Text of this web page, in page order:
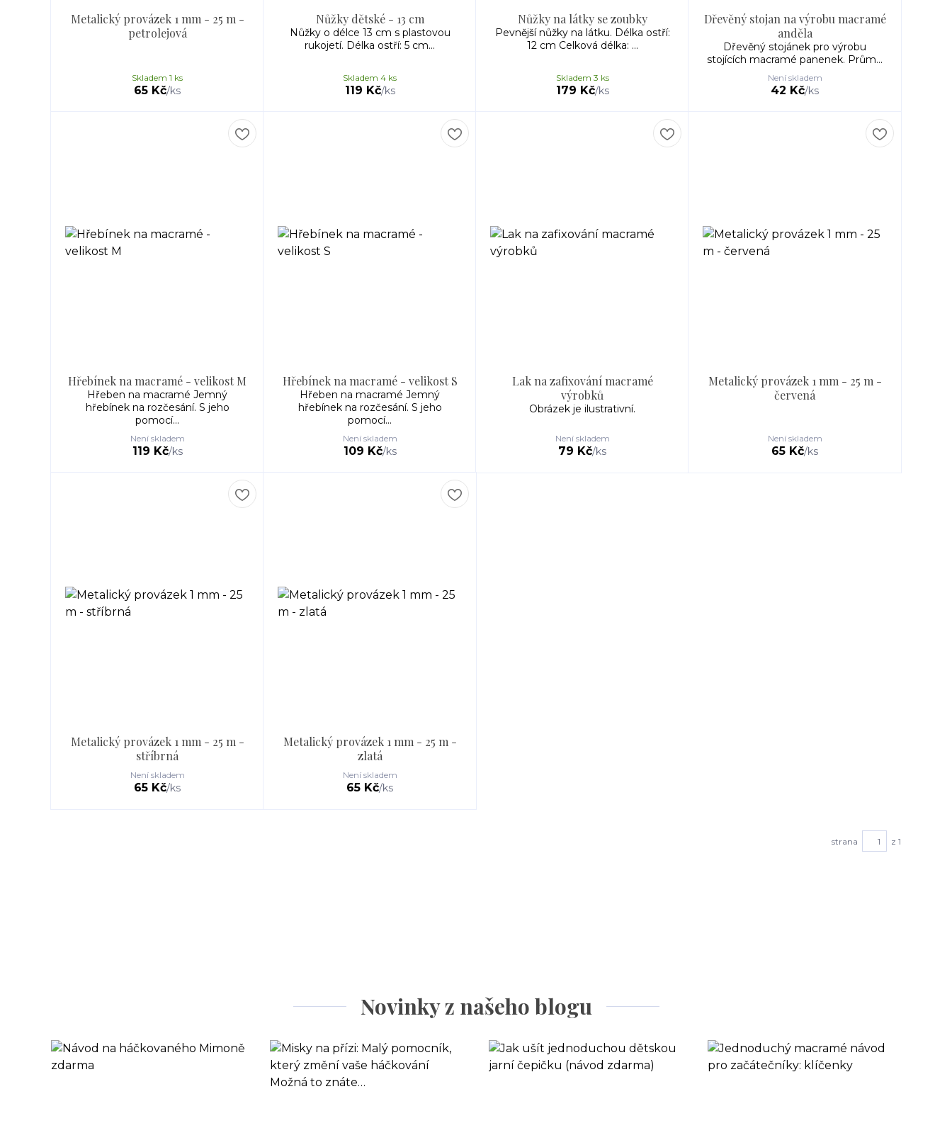
Metalický provázek 1 mm - 25 m -
petrolejová
65 Kč/ks
Skladem 1 ks
Nůžky dětské - 13 cm
Nůžky o délce 13 cm s plastovou
rukojetí. Délka ostří: 5 cm...
119 Kč/ks
Skladem 4 ks
Nůžky na látky se zoubky
Pevnější nůžky na látku. Délka ostří:
12 cm Celková délka: ...
179 Kč/ks
Skladem 3 ks
Dřevěný stojan na výrobu macramé
anděla
Dřevěný stojánek pro výrobu
stojících macramé panenek. Prům...
42 Kč/ks
Není skladem
Hřebínek na macramé - velikost M
Hřeben na macramé Jemný
hřebínek na rozčesání. S jeho
pomocí...
119 Kč/ks
Není skladem
Hřebínek na macramé - velikost S
Hřeben na macramé Jemný
hřebínek na rozčesání. S jeho
pomocí...
109 Kč/ks
Není skladem
Lak na zafixování macramé
výrobků
Obrázek je ilustrativní.
79 Kč/ks
Není skladem
Metalický provázek 1 mm - 25 m -
červená
65 Kč/ks
Není skladem
Metalický provázek 1 mm - 25 m -
stříbrná
65 Kč/ks
Není skladem
Metalický provázek 1 mm - 25 m -
zlatá
65 Kč/ks
Není skladem
strana z 1
Novinky z našeho blogu